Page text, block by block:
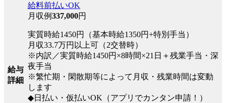
給与
詳細
給料前払いOK
月収例337,000円
実質時給1450円（基本時給1350円+特別手当）
月収33.7万円以上可（2交替時）
※内訳／実質時給1450円×8時間×21日＋残業手当・深
夜手当
※繁忙期・閑散期等によって月収・残業時間は変動
します
◆日払い・仮払いOK（アプリでカンタン申請！）